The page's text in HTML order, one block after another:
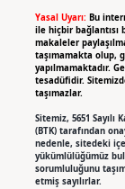
Yasal Uyarı: Bu
ile hiçbir bağlantısı
makaleler
taşımamakta olup,
yapılmamaktadır.
tesadüfidir.
taşımazlar.
Sitemiz, 5651
(BTK) tarafından
nedenle, sitedeki
yükümlülüğümüz
sorumluluğunu
etmiş sayılırlar.